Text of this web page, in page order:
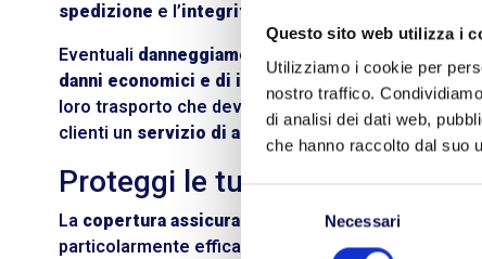
Questo sito web utilizza i
Utilizziamo i cookie per
nostro traffico.
di analisi dei dati web,
che hanno raccolto dal suo
Selezione
consenso
Necessari
spedizione e l’integrità dei prodotti.
Eventuali danneggiamenti
danni economici e di immagine.Le merci devono
loro trasporto che deve avvenire in sicurezza e
clienti un servizio di assicurazionevantaggioso
Proteggi le tue merci con BLL
La copertura assicurativa sulle merciche
particolarmente efficace, perché si fa